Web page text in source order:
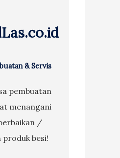
& Servis
pembuatan
menangani
/
besi!